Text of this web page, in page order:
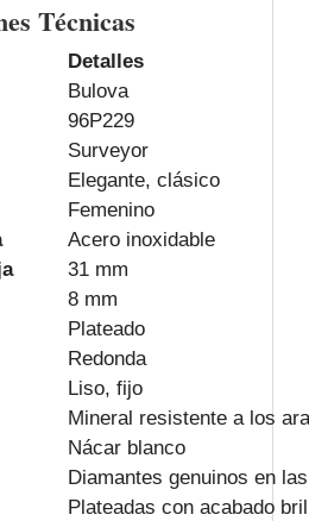
Técnicas
Detalles
Bulova
96P229
Surveyor
Elegante, clásico
Femenino
Acero inoxidable
31 mm
8 mm
Plateado
Redonda
Liso, fijo
Mineral resistente a los
Nácar blanco
Diamantes genuinos en
Plateadas con acabado